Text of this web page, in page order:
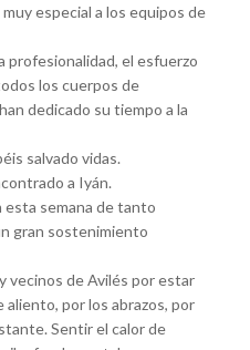
especial a los equipos de
profesionalidad, el esfuerzo
los cuerpos de
dedicado su tiempo a la
salvado vidas.
a Iyán.
esta semana de tanto
gran sostenimiento
vecinos de Avilés por estar
aliento, por los abrazos, por
Sentir el calor de